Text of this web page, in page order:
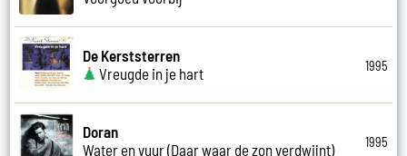
De Kerststerren
Vreugde in je hart
1995
Doran
Water en vuur (Daar waar de zon verdwijnt)
1995